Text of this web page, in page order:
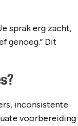
sprak erg zacht,
genoeg.” Dit
inconsistente
voorbereiding